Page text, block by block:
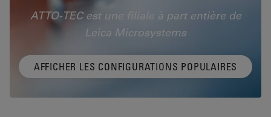
ATTO-TEC est une filiale à part entière de
Leica Microsystems
AFFICHER LES CONFIGURATIONS POPULAIRES